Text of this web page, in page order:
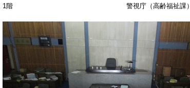
1階 警視庁（高齢福祉課）